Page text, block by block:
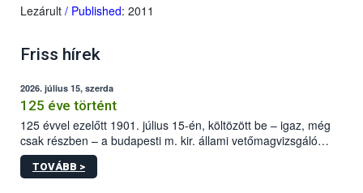
Lezárult / Published: 2011
Friss hírek
2026. július 15, szerda
125 éve történt
125 évvel ezelőtt 1901. július 15-én, költözött be – igaz, még
csak részben – a budapesti m. kir. állami vetőmagvizsgáló
állomás a Kis Rókus utca 15. szám alatti, Czigler Győző által
tervezett új épületébe.
TOVÁBB >